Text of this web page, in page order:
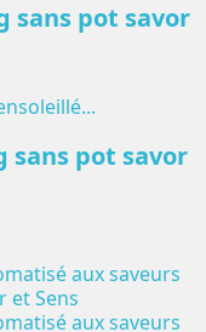
sans pot savor
sans pot savor